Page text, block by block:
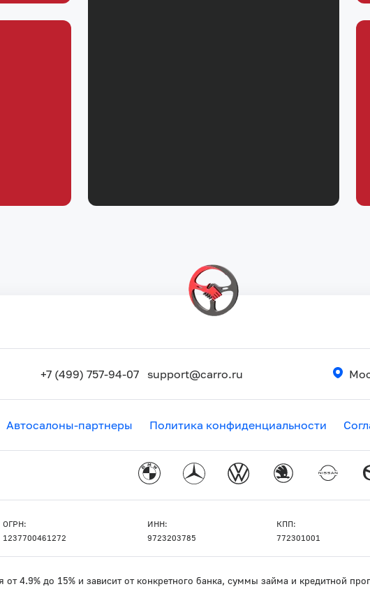
+7 (499) 757-94-07 support@carro.ru
Автосалоны-партнеры Политика конфиденциальности
ОГРН:
1237700461272
ИНН:
9723203785
КПП:
772301001
от 4.9% до 15% и зависит от конкретного банка, суммы займа и кредитной